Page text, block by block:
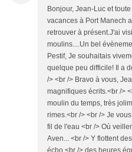
Bonjour, Jean-Luc et
vacances à Port Manech
retrouver à présent.J'ai
moulins....Un bel
Pestif, Je souhaitais
quelque peu difficile! Il a
/> <br /> Bravo à vous,
magnifiques écrits.<br />
moulin du temps, très
rimes.<br /> <br /> Je
fil de l'eau <br /> Où
Aven... <br /> Y flottent
écho <br /> des heures